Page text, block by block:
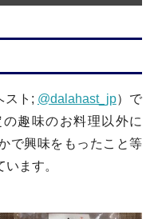
スト; @dalahast_jp）で
趣味のお料理以外に
で興味をもったこと等
ます。